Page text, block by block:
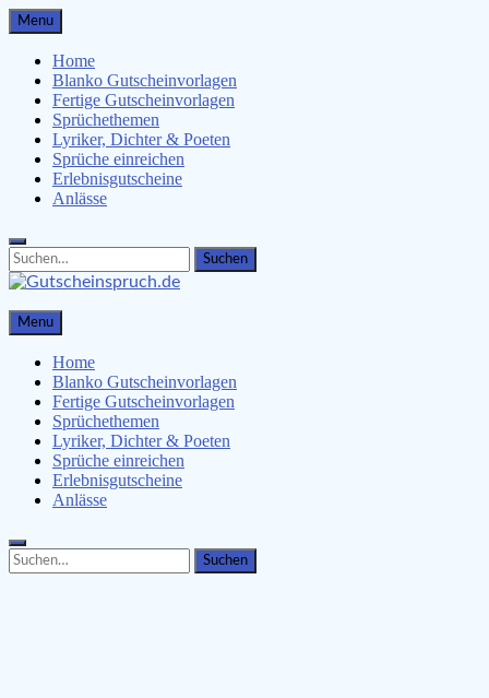
Skip
to
content
Menu
Home
Blanko Gutscheinvorlagen
Fertige Gutscheinvorlagen
Sprüchethemen
Lyriker, Dichter & Poeten
Sprüche einreichen
Erlebnisgutscheine
Anlässe
Search
for:
Search
Gutscheinspruch.de
Gutscheinsprüche & Gutscheinvorlagen finden
Menu
Home
Blanko Gutscheinvorlagen
Fertige Gutscheinvorlagen
Sprüchethemen
Lyriker, Dichter & Poeten
Sprüche einreichen
Erlebnisgutscheine
Anlässe
Search
for:
Search